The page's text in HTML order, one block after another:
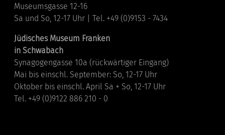
Museumsgasse 12-16
Sa und So, 12-17 Uhr | Tel. +49 (0)9153 - 7434
Jüdisches Museum Franken
in Schwabach
Synagogengasse 10a (rückwärtiger Eingang)
Mai bis einschl. September: So, 12-17 Uhr
Oktober bis einschl. April Sa + So, 12-17 Uhr
Tel. +49 (0)9122 886 210 - 0